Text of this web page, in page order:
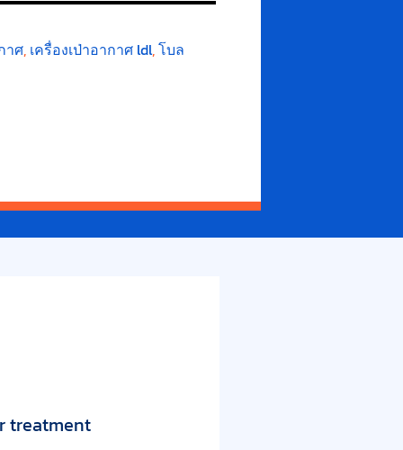
าศ, เครื่องเป่าอากาศ ldl,โบล
treatment